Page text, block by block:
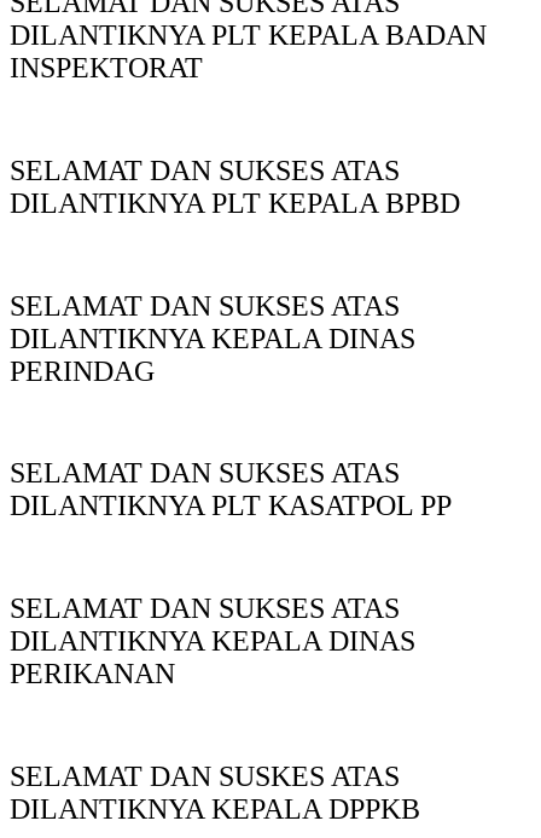
DILANTIKNYA PLT KEPALA BADAN
INSPEKTORAT
SELAMAT DAN SUKSES ATAS
DILANTIKNYA PLT KEPALA BPBD
SELAMAT DAN SUKSES ATAS
DILANTIKNYA KEPALA DINAS
PERINDAG
SELAMAT DAN SUKSES ATAS
DILANTIKNYA PLT KASATPOL PP
SELAMAT DAN SUKSES ATAS
DILANTIKNYA KEPALA DINAS
PERIKANAN
SELAMAT DAN SUSKES ATAS
DILANTIKNYA KEPALA DPPKB